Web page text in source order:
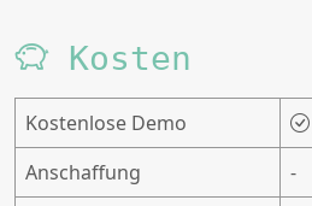
Kosten
Kostenlose Demo
Anschaffung
-